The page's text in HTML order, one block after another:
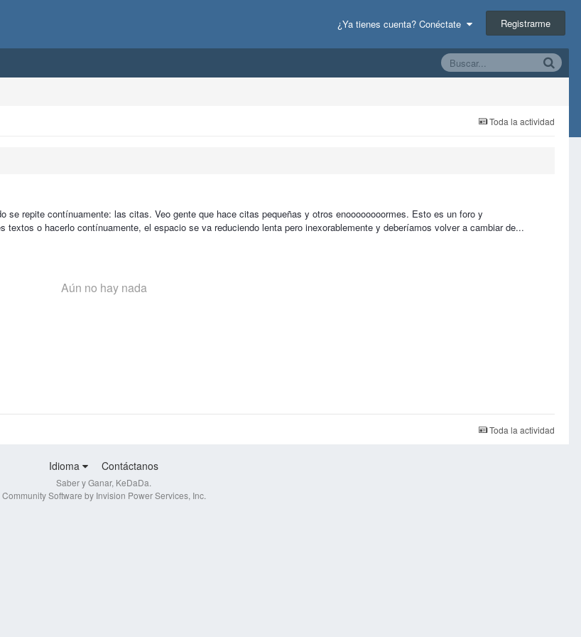
¿Ya tienes cuenta? Conéctate Registrarme
Toda la actividad
se repite contínuamente: las citas. Veo gente que hace citas pequeñas y otros enoooooooormes. Esto es un foro y
o hacerlo contínuamente, el espacio se va reduciendo lenta pero inexorablemente y deberíamos volver a cambiar de...
Aún no hay nada
Toda la actividad
Idioma Contáctanos
Saber y Ganar, KeDaDa.
Community Software by Invision Power Services, Inc.